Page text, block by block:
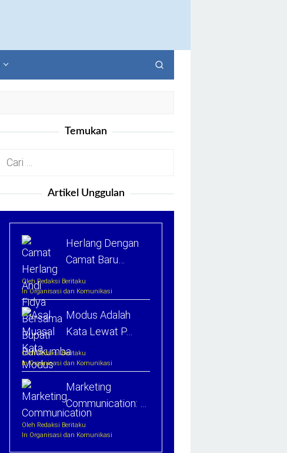
Temukan
Cari
Artikel Unggulan
Herlang Dengan
Camat Baru…
Oleh Redaksi Beritaku
In Organisasi dan Komunikasi
Modus Adalah
Kata Lewat P…
Oleh Redaksi Beritaku
In Organisasi dan Komunikasi
Marketing
Communication: …
Oleh Redaksi Beritaku
In Organisasi dan Komunikasi